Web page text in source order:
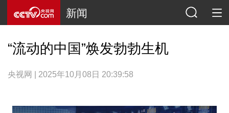
新闻
“流动的中国”焕发勃勃生机
央视网 | 2025年10月08日 20:39:58